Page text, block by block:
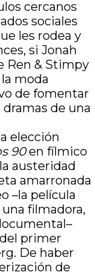
cercanos
sociales
les rodea y
si Jonah
Ren & Stimpy
moda
de fomentar
de una
elección
90en fílmico
austeridad
amarronada
–la película
filmadora,
primer
De haber
de